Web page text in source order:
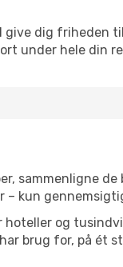
dig friheden
under hele din
sammenligne
kun
hoteller og
brug for, på ét